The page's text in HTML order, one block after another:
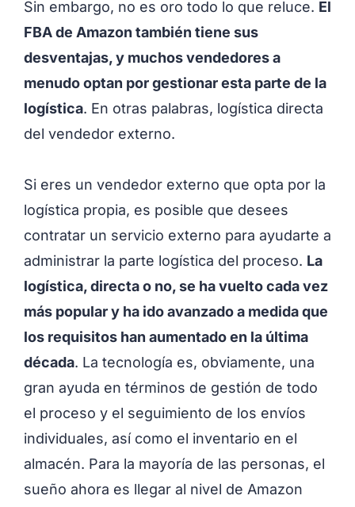
Sin embargo, no es oro todo lo que reluce. El
FBA de Amazon también tiene sus
desventajas, y muchos vendedores a
menudo optan por gestionar esta parte de la
logística. En otras palabras, logística directa
del vendedor externo.
Si eres un vendedor externo que opta por la
logística propia, es posible que desees
contratar un servicio externo para ayudarte a
administrar la parte logística del proceso. La
logística, directa o no, se ha vuelto cada vez
más popular y ha ido avanzado a medida que
los requisitos han aumentado en la última
década. La tecnología es, obviamente, una
gran ayuda en términos de gestión de todo
el proceso y el seguimiento de los envíos
individuales, así como el inventario en el
almacén. Para la mayoría de las personas, el
sueño ahora es llegar al nivel de Amazon